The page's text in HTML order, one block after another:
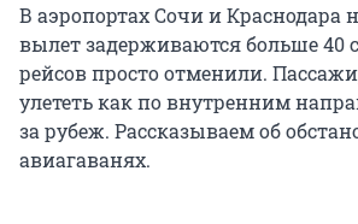
В аэропортах Сочи и Краснодара
вылет задерживаются больше 40
рейсов просто отменили.
улететь как по внутренним
за рубеж. Рассказываем об
авиагаванях.